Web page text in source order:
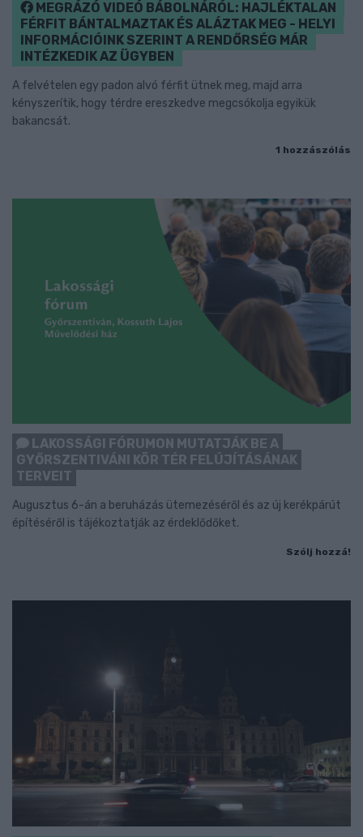
MEGRÁZÓ VIDEÓ BÁBOLNÁRÓL: HAJLÉKTALAN
FÉRFIT BÁNTALMAZTAK ÉS ALÁZTAK MEG - HELYI
INFORMÁCIÓINK SZERINT A RENDŐRSÉG MÁR
INTÉZKEDIK AZ ÜGYBEN
A felvételen egy padon alvó férfit ütnek meg, majd arra
kényszerítik, hogy térdre ereszkedve megcsókolja egyikük
bakancsát.
1 hozzászólás
LAKOSSÁGI FÓRUMON MUTATJÁK BE A
GYŐRSZENTIVÁNI KÖR TÉR FELÚJÍTÁSÁNAK
TERVEIT
Augusztus 6-án a beruházás ütemezéséről és az új kerékpárút
építéséről is tájékoztatják az érdeklődőket.
Szólj hozzá!